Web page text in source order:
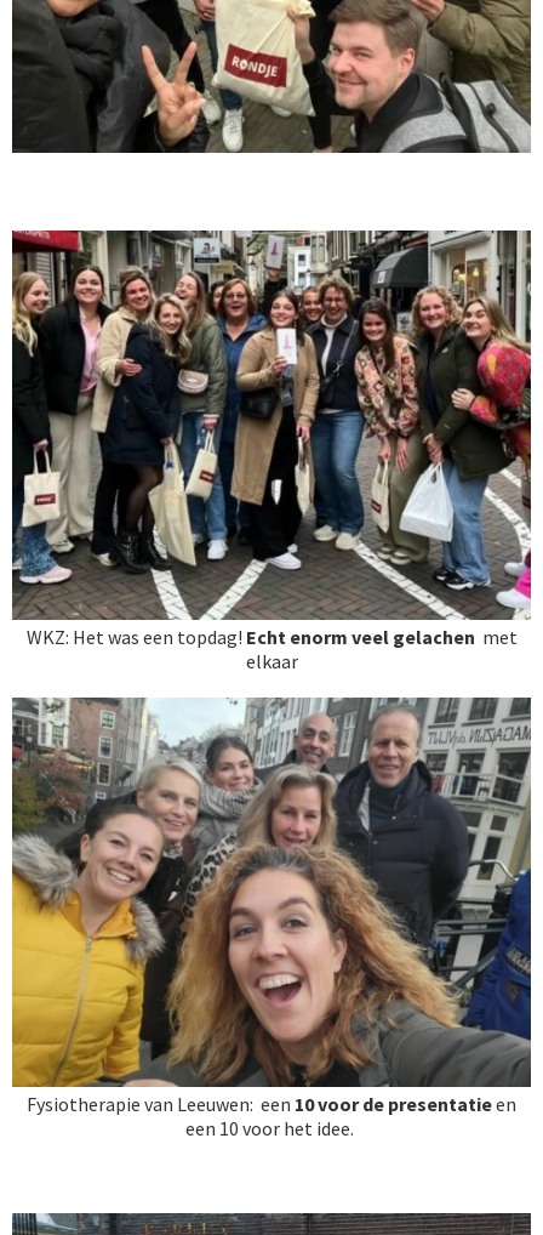
WKZ: Het was een topdag! Echt enorm veel gelachen met
elkaar
Fysiotherapie van Leeuwen: een 10voor de presentatieen
een 10 voor het idee.